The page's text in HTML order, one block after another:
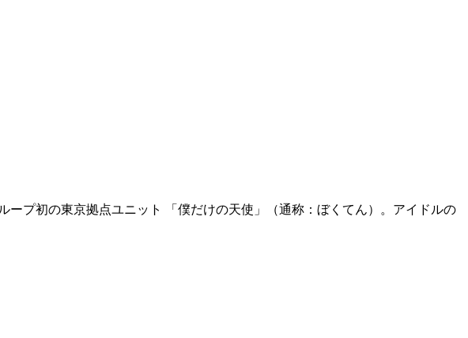
プ初の東京拠点ユニット 「僕だけの天使」（通称：ぼくてん）。アイドルの